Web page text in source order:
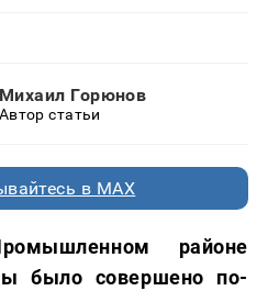
Михаил Горюнов
Автор статьи
в MAX
районе
было совершено по-